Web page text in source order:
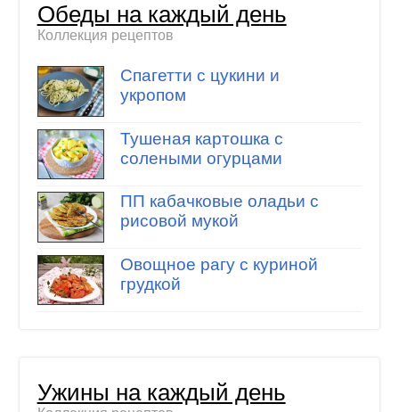
Обеды на каждый день
Коллекция рецептов
Спагетти с цукини и
укропом
Тушеная картошка с
солеными огурцами
ПП кабачковые оладьи с
рисовой мукой
Овощное рагу с куриной
грудкой
Ужины на каждый день